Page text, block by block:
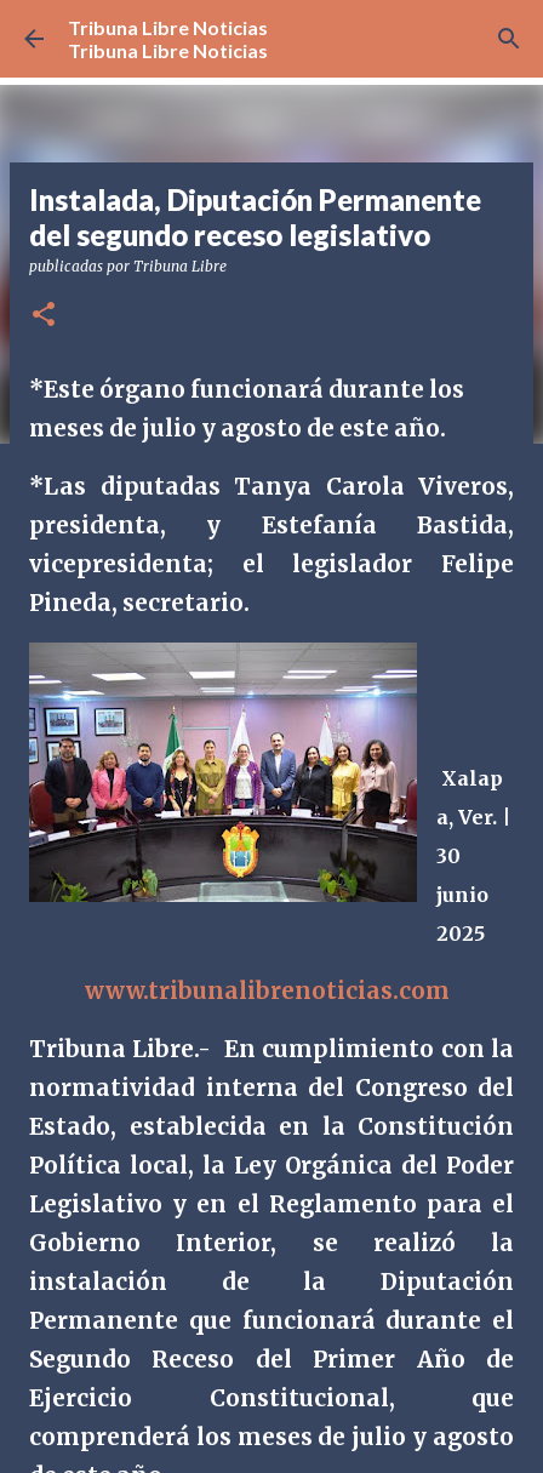
Ir al contenido principal
Tribuna Libre Noticias
Tribuna Libre Noticias
Instalada, Diputación Permanente
del segundo receso legislativo
publicadas por Tribuna Libre
*Este órgano funcionará durante los
meses de julio y agosto de este año.
*Las diputadas Tanya Carola Viveros,
presidenta, y Estefanía Bastida,
vicepresidenta; el legislador Felipe
Pineda, secretario.
Xalap
a, Ver. |
30
junio
2025
www.tribunalibrenoticias.com
Tribuna Libre.- En cumplimiento con la
normatividad interna del Congreso del
Estado, establecida en la Constitución
Política local, la Ley Orgánica del Poder
Legislativo y en el Reglamento para el
Gobierno Interior, se realizó la
instalación de la Diputación
Permanente que funcionará durante el
Segundo Receso del Primer Año de
Ejercicio Constitucional, que
comprenderá los meses de julio y agosto